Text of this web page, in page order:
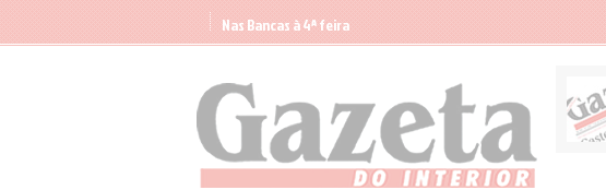
Nas Bancas à 4ª feira